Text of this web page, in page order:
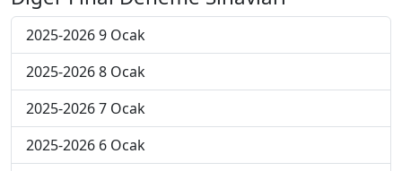
2025-2026 9 Ocak
2025-2026 8 Ocak
2025-2026 7 Ocak
2025-2026 6 Ocak